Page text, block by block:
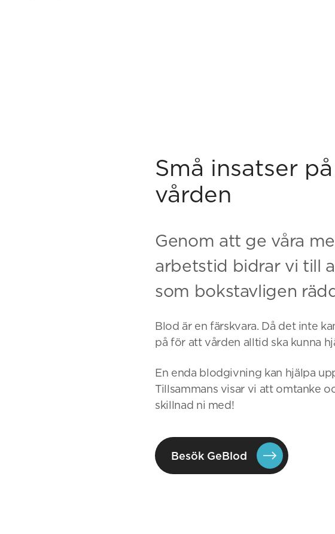
Små insatser
vården
Genom att ge våra
arbetstid bidrar vi till
som bokstavligen
Blod är en färskvara. Då det inte
på för att vården alltid ska kunna
En enda blodgivning kan hjälpa
Tillsammans visar vi att omtanke
skillnad ni med!
Besök GeBlod